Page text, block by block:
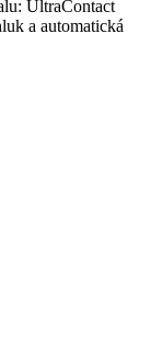
UltraContact
a automatická